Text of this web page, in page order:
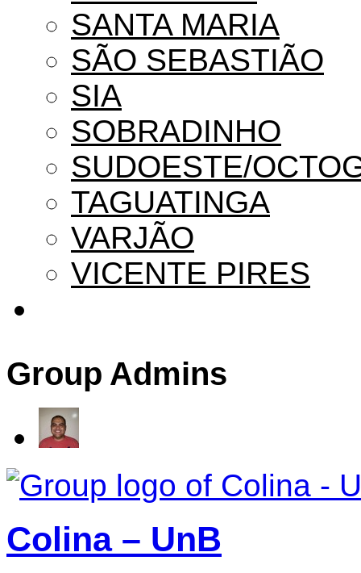
SANTA MARIA
SÃO SEBASTIÃO
SIA
SOBRADINHO
SUDOESTE/
TAGUATINGA
VARJÃO
VICENTE PIRES
Group Admins
Colina – UnB